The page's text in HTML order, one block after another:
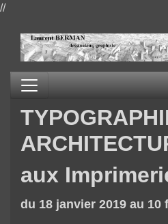
//
aux
du 18 janvier 2019 au 10